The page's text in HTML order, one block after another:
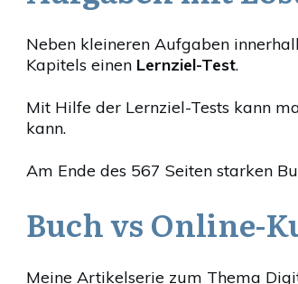
Neben kleineren Aufgaben
Kapitels einen Lernziel-Test.
Mit Hilfe der Lernziel-Tests kann
kann.
Am Ende des 567 Seiten starken
Buch vs Online-
Meine Artikelserie zum Thema